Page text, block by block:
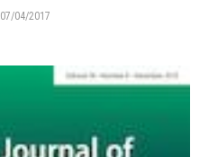
07/04/2017